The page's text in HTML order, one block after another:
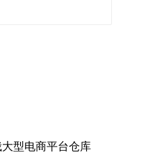
型电商平台仓库